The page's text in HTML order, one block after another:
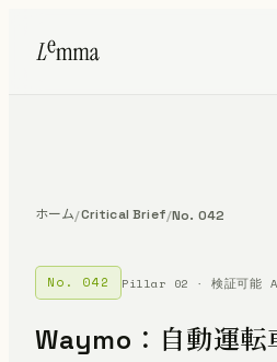
ホーム/Critical Brief/No. 042
No. 042 Pillar 02 · 検証可能
Waymo：自動運転